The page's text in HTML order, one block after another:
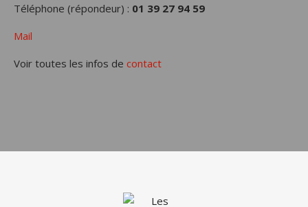
Téléphone (répondeur) : 01 39 27 94 59
Mail
Voir toutes les infos de contact